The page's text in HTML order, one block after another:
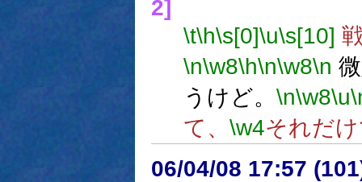
2]
\t\h\s[0]\u\s[10]
\n\w8\h\n\w8\n
うけど。 \n\w8\u
て、 \w4それだ
06/04/08 17:57